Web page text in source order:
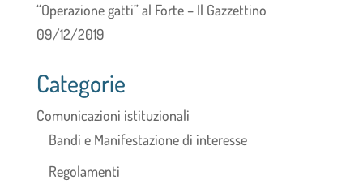
“Operazione gatti” al Forte – Il Gazzettino
09/12/2019
Categorie
Comunicazioni istituzionali
Bandi e Manifestazione di interesse
Regolamenti